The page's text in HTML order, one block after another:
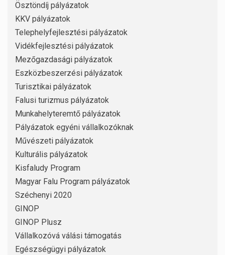
Ösztöndíj pályázatok
KKV pályázatok
Telephelyfejlesztési pályázatok
Vidékfejlesztési pályázatok
Mezőgazdasági pályázatok
Eszközbeszerzési pályázatok
Turisztikai pályázatok
Falusi turizmus pályázatok
Munkahelyteremtő pályázatok
Pályázatok egyéni vállalkozóknak
Művészeti pályázatok
Kulturális pályázatok
Kisfaludy Program
Magyar Falu Program pályázatok
Széchenyi 2020
GINOP
GINOP Plusz
Vállalkozóvá válási támogatás
Egészségügyi pályázatok